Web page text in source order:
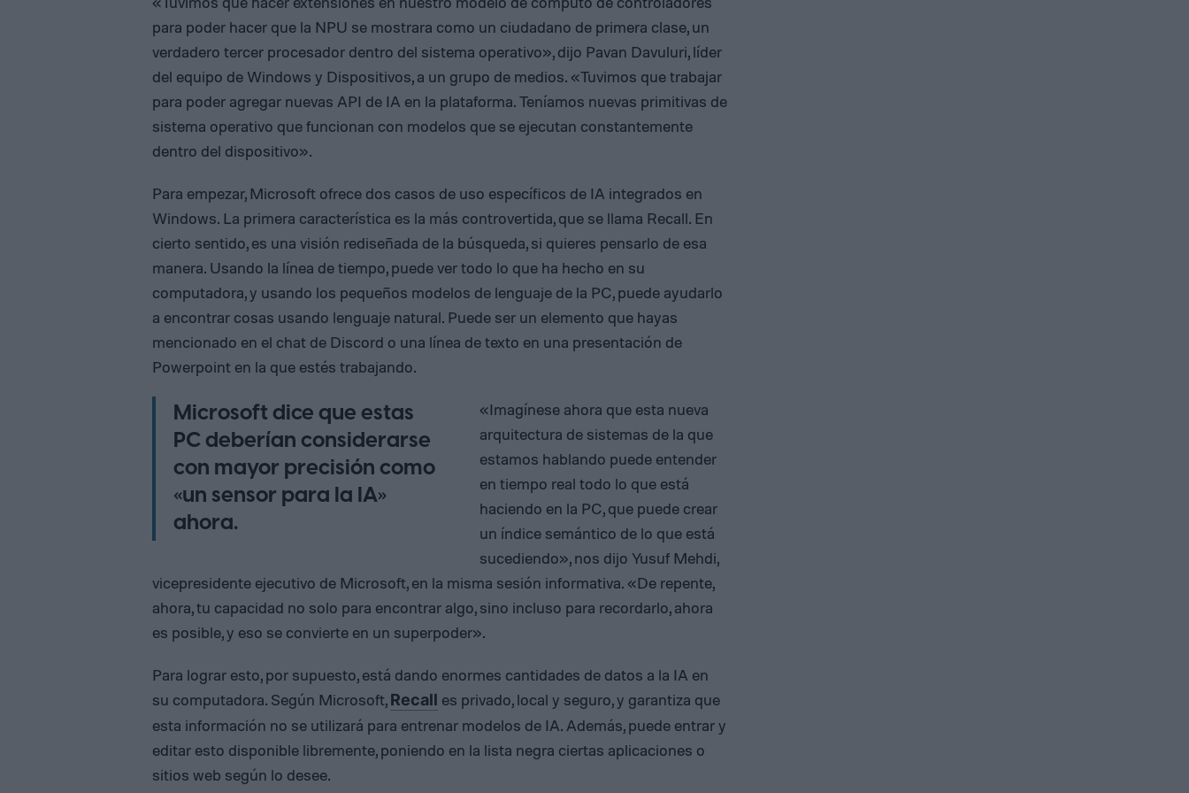
para poder hacer que la NPU se mostrara como un ciudadano de primera clase, un
verdadero tercer procesador dentro del sistema operativo», dijo Pavan Davuluri, líder
del equipo de Windows y Dispositivos, a un grupo de medios. «Tuvimos que trabajar
para poder agregar nuevas API de IA en la plataforma. Teníamos nuevas primitivas de
sistema operativo que funcionan con modelos que se ejecutan constantemente
dentro del dispositivo».
Para empezar, Microsoft ofrece dos casos de uso específicos de IA integrados en
Windows. La primera característica es la más controvertida, que se llama Recall. En
cierto sentido, es una visión rediseñada de la búsqueda, si quieres pensarlo de esa
manera. Usando la línea de tiempo, puede ver todo lo que ha hecho en su
computadora, y usando los pequeños modelos de lenguaje de la PC, puede ayudarlo
a encontrar cosas usando lenguaje natural. Puede ser un elemento que hayas
mencionado en el chat de Discord o una línea de texto en una presentación de
Powerpoint en la que estés trabajando.
Microsoft dice que estas
PC deberían considerarse
con mayor precisión como
«un sensor para la IA»
ahora.
«Imagínese ahora que esta nueva
arquitectura de sistemas de la que
estamos hablando puede entender
en tiempo real todo lo que está
haciendo en la PC, que puede crear
un índice semántico de lo que está
sucediendo», nos dijo Yusuf Mehdi,
vicepresidente ejecutivo de Microsoft, en la misma sesión informativa. «De repente,
ahora, tu capacidad no solo para encontrar algo, sino incluso para recordarlo, ahora
es posible, y eso se convierte en un superpoder».
Para lograr esto, por supuesto, está dando enormes cantidades de datos a la IA en
su computadora. Según Microsoft,Recall es privado, local y seguro, y garantiza que
esta información no se utilizará para entrenar modelos de IA. Además, puede entrar y
editar esto disponible libremente, poniendo en la lista negra ciertas aplicaciones o
sitios web según lo desee.